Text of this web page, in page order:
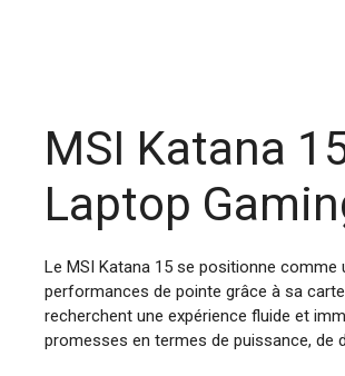
MSI Katana
Laptop
Le MSI Katana 15 se positionne comme
performances de pointe grâce à sa
recherchent une expérience fluide et
promesses en termes de puissance, de